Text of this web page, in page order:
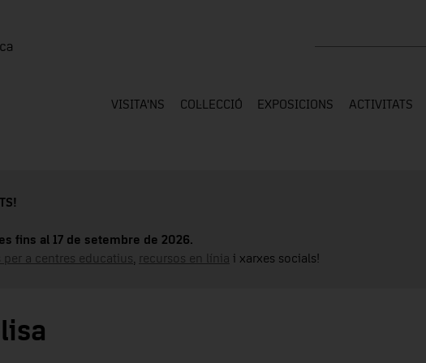
VISITA'NS COL·LECCIÓ EXPOSICIONS ACTIVITATS
fins al 17 de setembre de 2026.
per a centres educatius recursos en línia i xarxes socials!